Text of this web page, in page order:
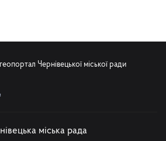
Чернівецької міської ради
міська рада